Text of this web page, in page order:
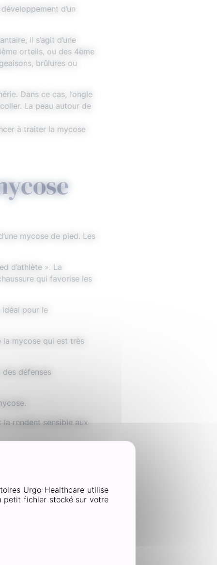
d’un
il s’agit d’une
orteils, ou des 4ème
brûlures ou
Dans ce cas, l’ongle
La peau autour de
à traiter la mycose
mycose de pied. Les
d’athlète ». La
qui favorise les
idéal pour le
la mycose qui est très
défenses
rendent sensible aux
son mode de vie est
pieds
Urgo Healthcare utilise
petit fichier stocké sur votre